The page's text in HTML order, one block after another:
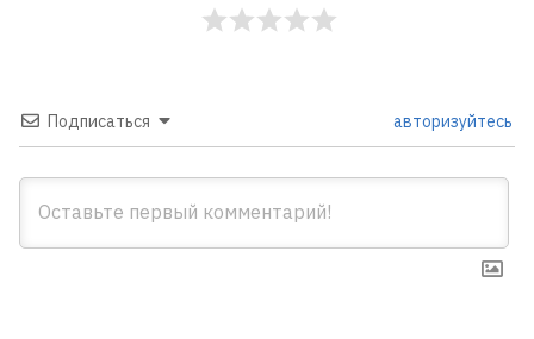
Подписаться авторизуйтесь